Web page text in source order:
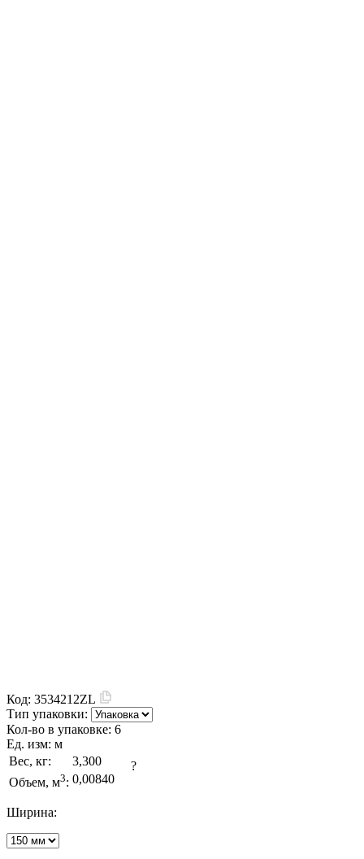
Код: 3534212ZL
Тип упаковки:
Кол-во в упаковке: 6
Ед. изм: м
Вес, кг:
3,300
Объем, м3: 0,00840
?
Ширина: